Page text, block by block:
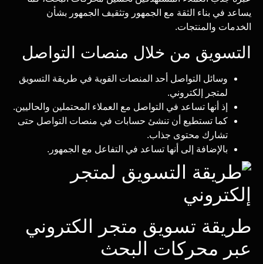
يساعد في بناء الثقة مع الجمهور وتثقيف الجمهور بشأن
الخدمات والمنتجات.
التسويق من خلال منصات التواصل
وسائل التواصل أحد المنصات القوية في طريقة التسويق
لمتجر إلكتروني.
إذ أنها تساعد في التواصل مع العملاء المحتملين والحاليين.
كما تستطيع أن تنشئ حسابات في منصات التواصل حتى
تشارك محتوى جذاب.
بالإضافة إلى أنها تساعد في التفاعل مع الجمهور.
طريقة تسويق متجر الكتروني
عبر محركات البحث